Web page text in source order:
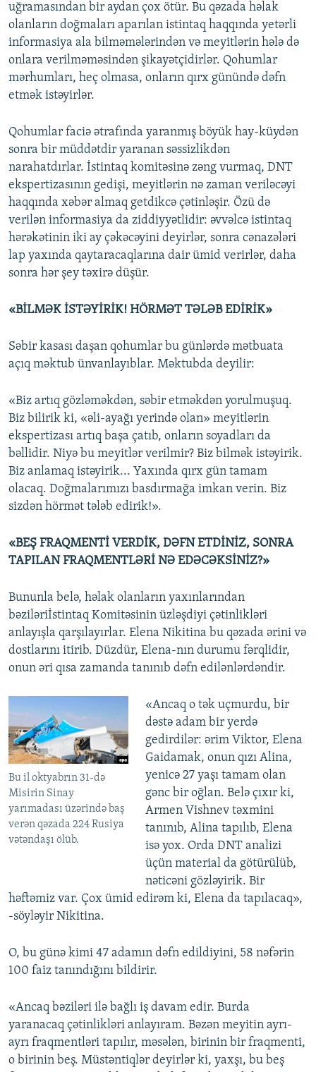
uğramasından bir aydan çox ötür. Bu qəzada həlak
olanların doğmaları aparılan istintaq haqqında yetərli
informasiya ala bilməmələrindən və meyitlərin hələ də
onlara verilməməsindən şikayətçidirlər. Qohumlar
mərhumları, heç olmasa, onların qırx günündə dəfn
etmək istəyirlər.
Qohumlar faciə ətrafında yaranmış böyük hay-küydən
sonra bir müddətdir yaranan səssizlikdən
narahatdırlar. İstintaq komitəsinə zəng vurmaq, DNT
ekspertizasının gedişi, meyitlərin nə zaman veriləcəyi
haqqında xəbər almaq getdikcə çətinləşir. Özü də
verilən informasiya da ziddiyyətlidir: əvvəlcə istintaq
hərəkətinin iki ay çəkəcəyini deyirlər, sonra cənazələri
lap yaxında qaytaracaqlarına dair ümid verirlər, daha
sonra hər şey təxirə düşür.
«BİLMƏK İSTƏYİRİK! HÖRMƏT TƏLƏB EDİRİK»
Səbir kasası daşan qohumlar bu günlərdə mətbuata
açıq məktub ünvanlayıblar. Məktubda deyilir:
«Biz artıq gözləməkdən, səbir etməkdən yorulmuşuq.
Biz bilirik ki, «əli-ayağı yerində olan» meyitlərin
ekspertizası artıq başa çatıb, onların soyadları da
bəllidir. Niyə bu meyitlər verilmir? Biz bilmək istəyirik.
Biz anlamaq istəyirik... Yaxında qırx gün tamam
olacaq. Doğmalarımızı basdırmağa imkan verin. Biz
sizdən hörmət tələb edirik!».
«BEŞ FRAQMENTİ VERDİK, DƏFN ETDİNİZ, SONRA
TAPILAN FRAQMENTLƏRİ NƏ EDƏCƏKSİNİZ?»
Bununla belə, həlak olanların yaxınlarından
bəziləriİstintaq Komitəsinin üzləşdiyi çətinlikləri
anlayışla qarşılayırlar. Elena Nikitina bu qəzada ərini və
dostlarını itirib. Düzdür, Elena-nın durumu fərqlidir,
onun əri qısa zamanda tanınıb dəfn edilənlərdəndir.
Bu il oktyabrın 31-də
Misirin Sinay
yarımadası üzərində baş
verən qəzada 224 Rusiya
vətəndaşı ölüb.
«Ancaq o tək uçmurdu, bir
dəstə adam bir yerdə
gedirdilər: ərim Viktor, Elena
Gaidamak, onun qızı Alina,
yenicə 27 yaşı tamam olan
gənc bir oğlan. Belə çıxır ki,
Armen Vishnev təxmini
tanınıb, Alina tapılıb, Elena
isə yox. Orda DNT analizi
üçün material da götürülüb,
nəticəni gözləyirik. Bir
həftəmiz var. Çox ümid edirəm ki, Elena da tapılacaq»,
-söyləyir Nikitina.
O, bu günə kimi 47 adamın dəfn edildiyini, 58 nəfərin
100 faiz tanındığını bildirir.
«Ancaq bəziləri ilə bağlı iş davam edir. Burda
yaranacaq çətinlikləri anlayıram. Bəzən meyitin ayrı-
ayrı fraqmentləri tapılır, məsələn, birinin bir fraqmenti,
o birinin beş. Müstəntiqlər deyirlər ki, yaxşı, bu beş